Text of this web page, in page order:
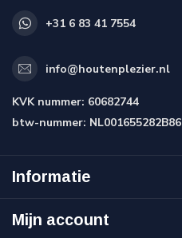
+31 6 83 41 7554
info@houtenplezier.nl
KVK nummer: 60682744
btw-nummer: NL001655282B86
Informatie
Mijn account